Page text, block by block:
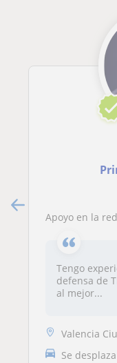
Apoyo en la redacción
Tengo
defensa de
al mejor...
Valencia
Se